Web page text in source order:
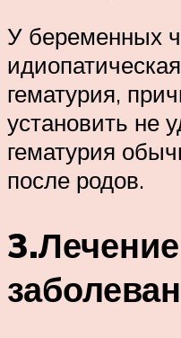
У беременных
гематурия,
установить не
гематурия
после родов.
3.Лечение